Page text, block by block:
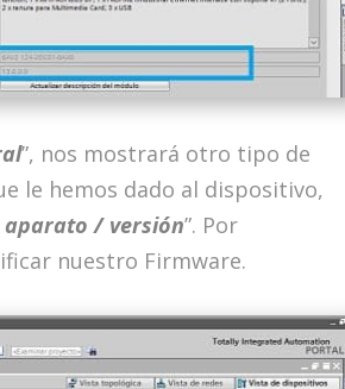
”, nos mostrará otro tipo de
le hemos dado al dispositivo,
/ versión”. Por
nuestro Firmware.